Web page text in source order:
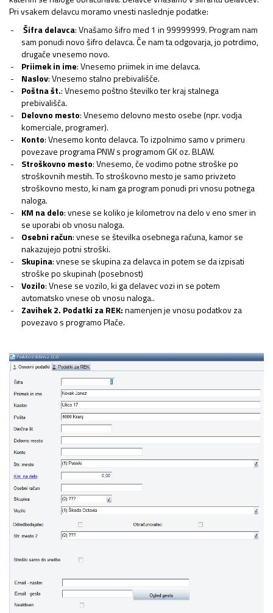
Pri vsakem delavcu moramo vnesti naslednje podatke:
Šifra delavca: Vnašamo šifro med 1 in 99999999. Program nam
sam ponudi novo šifro delavca. Če nam ta odgovarja, jo potrdimo,
drugače vnesemo novo.
Priimek in ime: Vnesemo priimek in ime delavca.
Naslov: Vnesemo stalno prebivališče.
Poštna št.: Vnesemo poštno številko ter kraj stalnega
prebivališča.
Delovno mesto: Vnesemo delovno mesto osebe (npr. vodja
komerciale, programer).
Konto: Vnesemo konto delavca. To izpolnimo samo v primeru
povezave programa PNW s programom GK oz. BLAW.
Stroškovno mesto: Vnesemo, če vodimo potne stroške po
stroškovnih mestih. To stroškovno mesto je samo privzeto
stroškovno mesto, ki nam ga program ponudi pri vnosu potnega
naloga.
KM na delo: vnese se koliko je kilometrov na delo v eno smer in
se uporabi ob vnosu naloga.
Osebni račun: vnese se številka osebnega računa, kamor se
nakazujejo potni stroški.
Skupina: vnese se skupina za delavca in potem se da izpisati
stroške po skupinah (posebnost)
Vozilo: Vnese se vozilo, ki ga delavec vozi in se potem
avtomatsko vnese ob vnosu naloga..
Zavihek 2. Podatki za REK:namenjen je vnosu podatkov za
povezavo s programo Plače.